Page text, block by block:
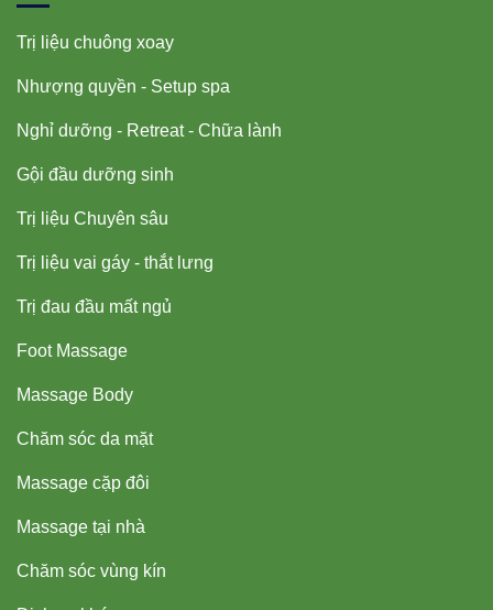
Trị liệu chuông xoay
Nhượng quyền - Setup spa
Nghỉ dưỡng - Retreat - Chữa lành
Gội đầu dưỡng sinh
Trị liệu Chuyên sâu
Trị liệu vai gáy - thắt lưng
Trị đau đầu mất ngủ
Foot Massage
Massage Body
Chăm sóc da mặt
Massage cặp đôi
Massage tại nhà
Chăm sóc vùng kín